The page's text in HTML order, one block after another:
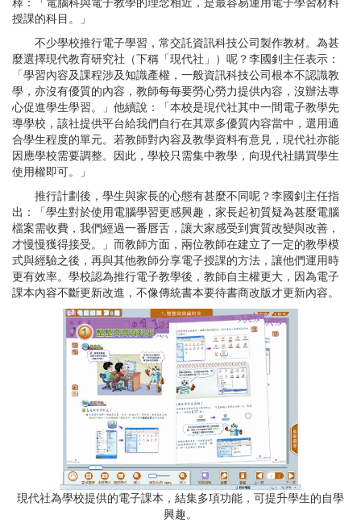
授課的科目。」
不少學校推行電子學習，常交託資訊科技公司製作教材。為甚
麼選擇現代教育研究社（下稱「現代社」）呢？李國釗主任表示：
「學習內容及課程涉及知識產權，一般資訊科技公司根本不認識教
學，亦沒有優質的內容，教師每每要勞心勞力提供內容，沒辦法專
心促進學生學習。」他續說：「本校是現代社其中一間電子教學先
導學校，該社提供平台給我們自行在其眾多優質內容當中，選用適
合學生程度的單元。若教師對內容及教學資料有意見，現代社亦能
因應學校需要調整。因此，學校只需集中教學，向現代社購買學生
使用權即可。」
推行計劃後，學生與家長的心態有甚麼不同呢？李國釗主任指
出：「學生對於使用電腦學習更感興趣，家長起初質疑為甚麼電腦
檔案需收費，我們經過一番唇舌，讓大家感受到實質改變與改善，
才慢慢獲得接受。」而教師方面，兩位教師在建立了一定的教學模
式與經驗之後，再與其他教師分享電子授課的方法，讓他們運用時
更有效率。學校認為推行電子教學後，教師自主權更大，因為電子
課本內容不斷更新改進，不像傳統書本要待書商改版才更新內容。
現代社為學校提供的電子課本，結集多項功能，可提升學生的自學
興趣。